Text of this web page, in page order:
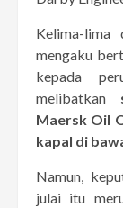
Kelima-lima
mengaku
kepada
melibatkan
Maersk Oil
kapal di
Namun,
julai itu